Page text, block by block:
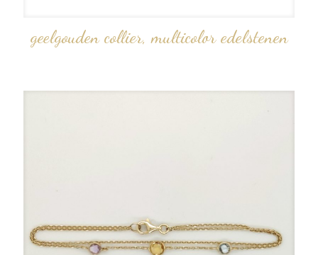
geelgouden collier, multicolor edelstenen